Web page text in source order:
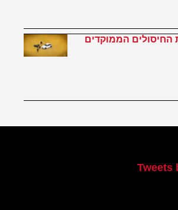
החיסולים הממוקדים
Tweets